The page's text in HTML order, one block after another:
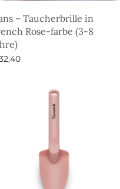
– Taucherbrille in
Rose-farbe (3-8